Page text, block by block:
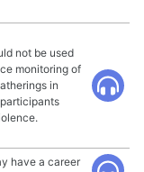
not be used
monitoring of
in
have a career